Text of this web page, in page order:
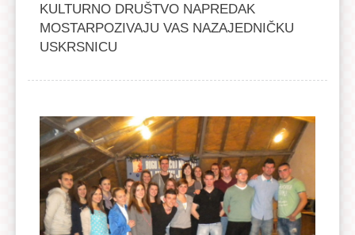
KULTURNO DRUŠTVO NAPREDAK
MOSTARPOZIVAJU VAS NAZAJEDNIČKU
USKRSNICU